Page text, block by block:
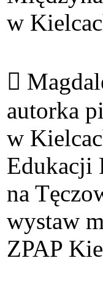
w

autorka
w
Edukacji
na
wystaw
ZPAP